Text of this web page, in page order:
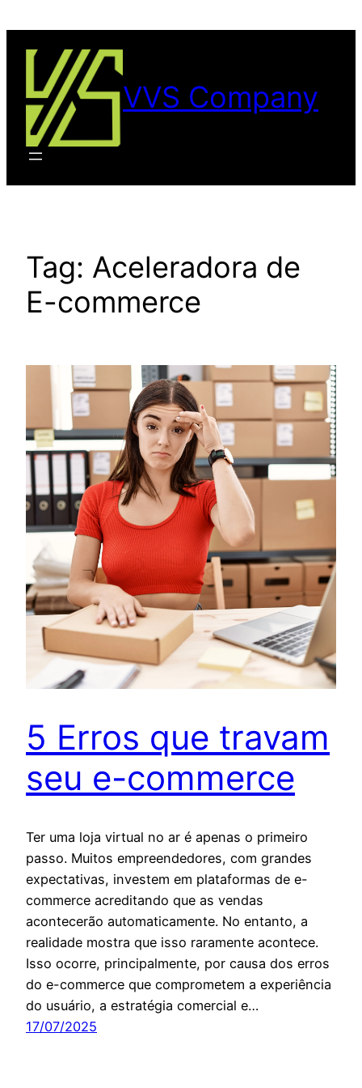
VVS Company
Tag: Aceleradora de
E-commerce
5 Erros que travam
seu e-commerce
Ter uma loja virtual no ar é apenas o primeiro
passo. Muitos empreendedores, com grandes
expectativas, investem em plataformas de e-
commerce acreditando que as vendas
acontecerão automaticamente. No entanto, a
realidade mostra que isso raramente acontece.
Isso ocorre, principalmente, por causa dos erros
do e-commerce que comprometem a experiência
do usuário, a estratégia comercial e…
17/07/2025